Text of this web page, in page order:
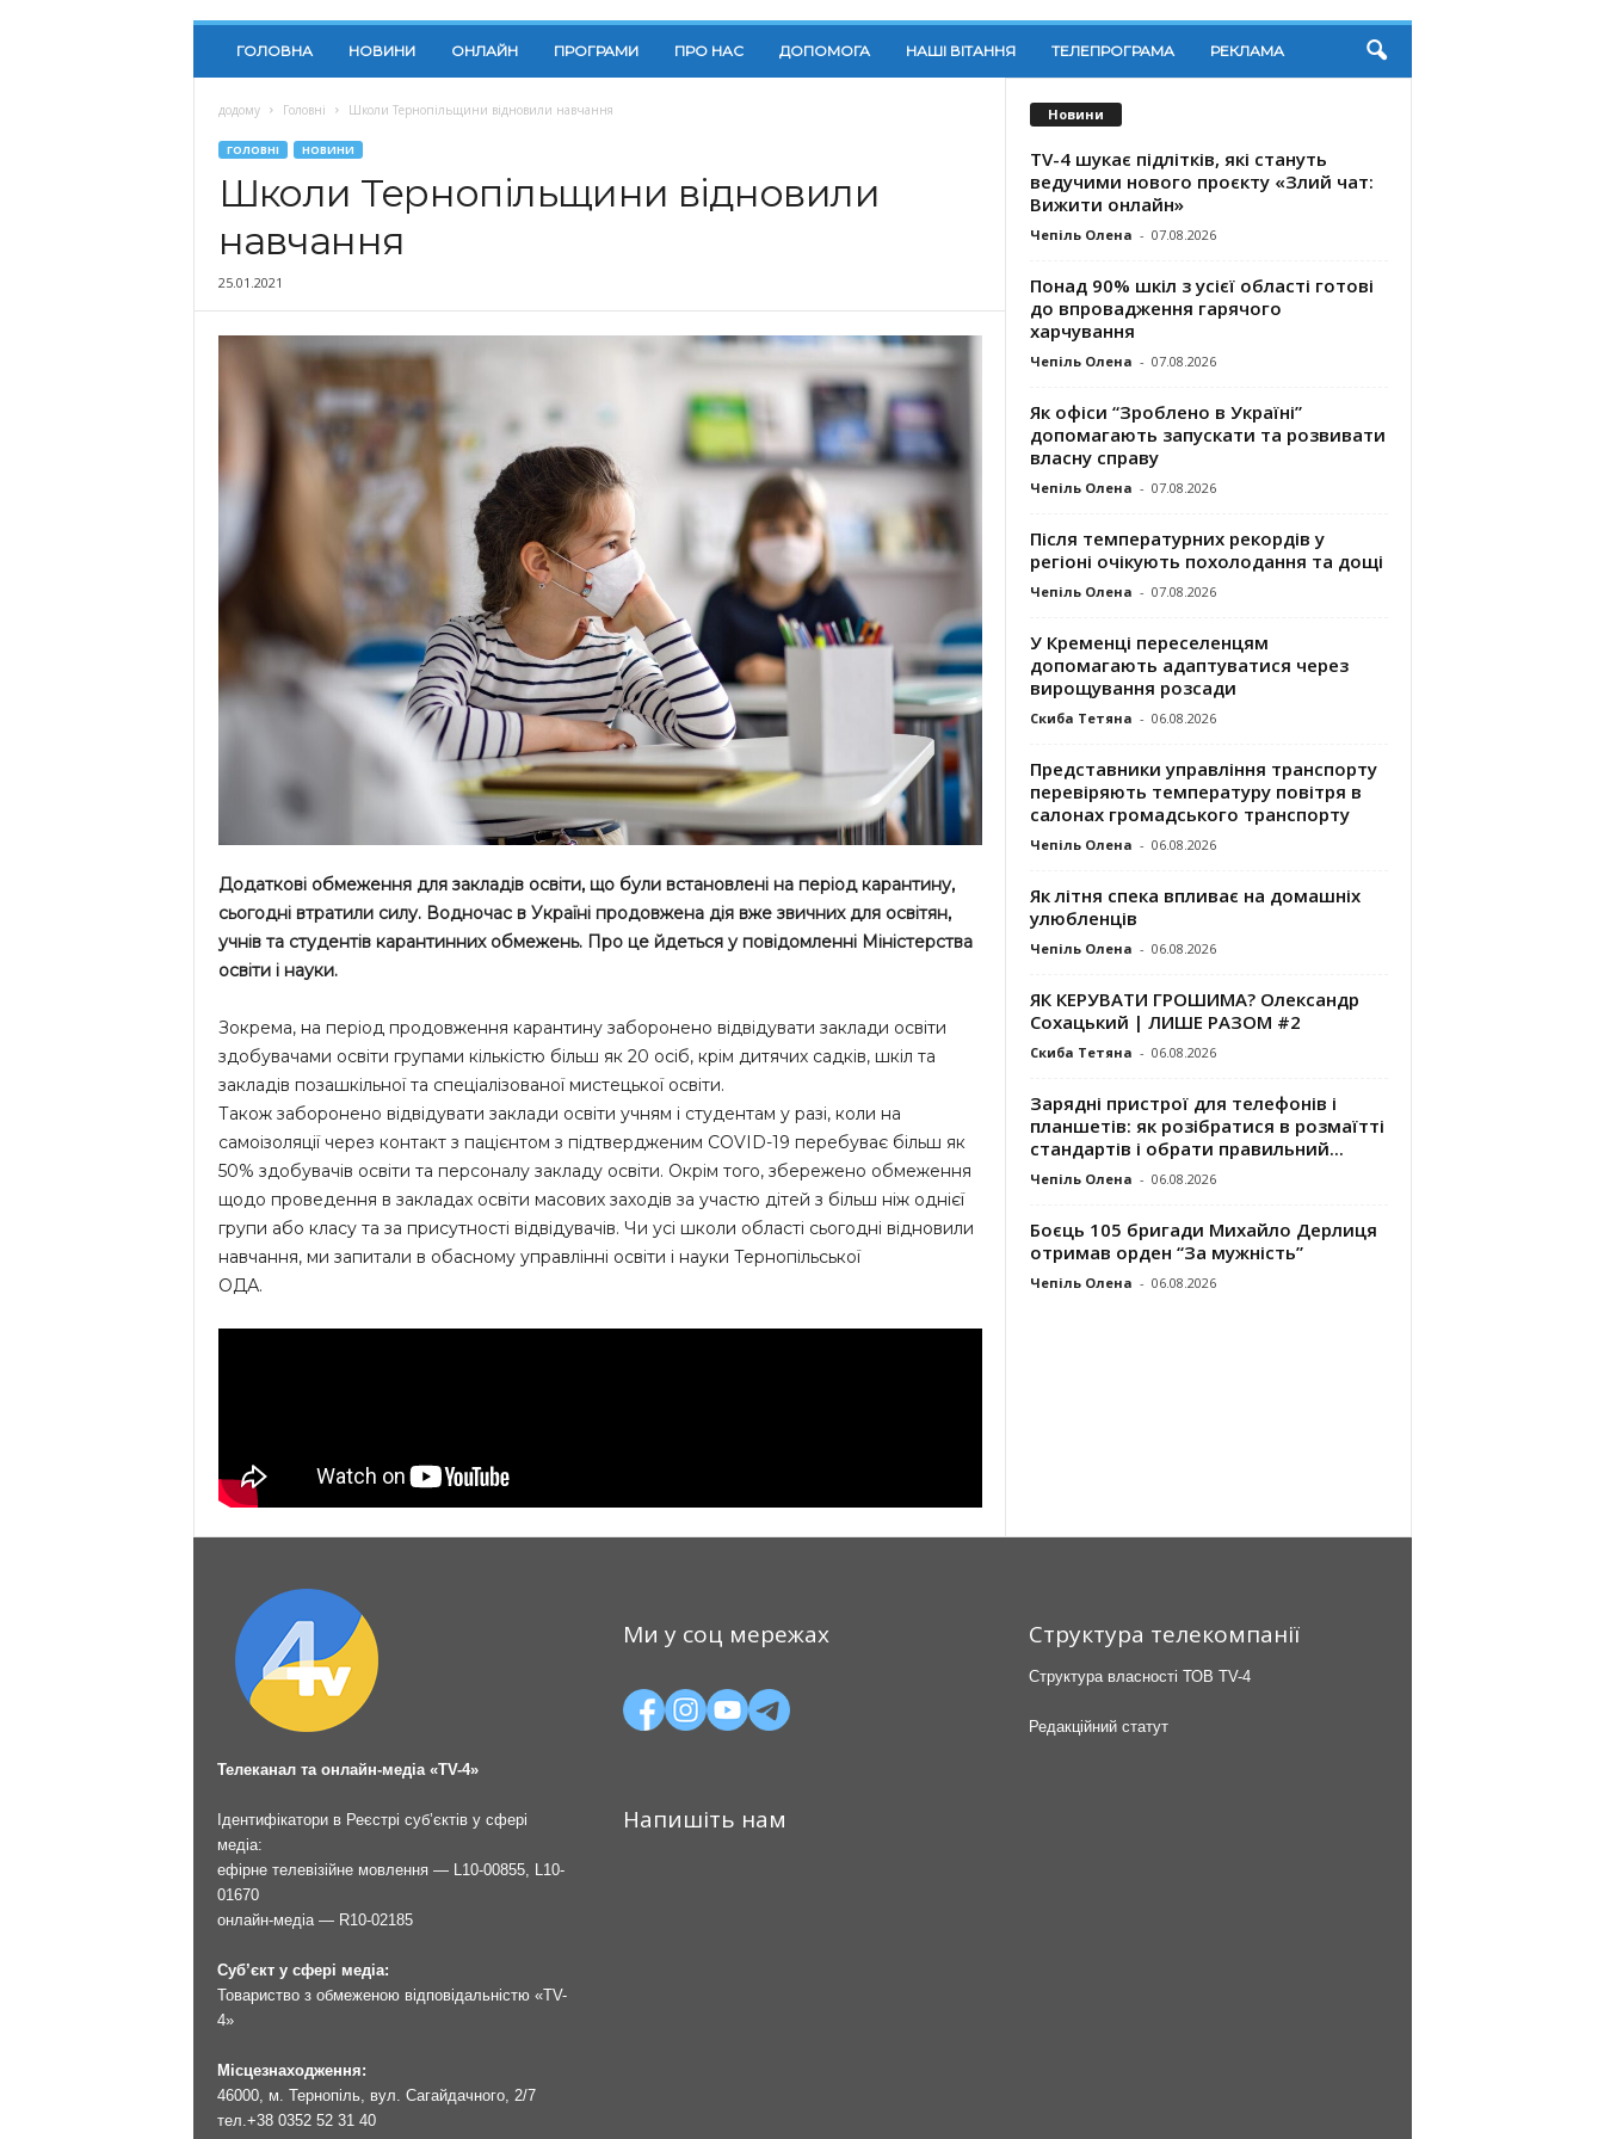
ГОЛОВНА НОВИНИ ОНЛАЙН ПРОГРАМИ ПРО НАС ДОПОМОГА НАШІ ВІТАННЯ ТЕЛЕПРОГРАМА РЕКЛАМА
додому Головні Школи Тернопільщини відновили навчання
ГОЛОВНІ НОВИНИ
Школи Тернопільщини відновили
навчання
25.01.2021
Додаткові обмеження для закладів освіти, що були встановлені на період карантину,
сьогодні втратили силу. Водночас в Україні продовжена дія вже звичних для освітян,
учнів та студентів карантинних обмежень. Про це йдеться у повідомленні Міністерства
освіти і науки.
Зокрема, на період продовження карантину заборонено відвідувати заклади освіти
здобувачами освіти групами кількістю більш як 20 осіб, крім дитячих садків, шкіл та
закладів позашкільної та спеціалізованої мистецької освіти.
Також заборонено відвідувати заклади освіти учням і студентам у разі, коли на
самоізоляції через контакт з пацієнтом з підтвердженим COVID-19 перебуває більш як
50% здобувачів освіти та персоналу закладу освіти. Окрім того, збережено обмеження
щодо проведення в закладах освіти масових заходів за участю дітей з більш ніж однієї
групи або класу та за присутності відвідувачів. Чи усі школи області сьогодні відновили
навчання, ми запитали в обасному управлінні освіти і науки Тернопільської
ОДА.
Новини
TV-4 шукає підлітків, які стануть
ведучими нового проєкту «Злий чат:
Вижити онлайн»
Чепіль Олена - 07.08.2026
Понад 90% шкіл з усієї області готові
до впровадження гарячого
харчування
Чепіль Олена - 07.08.2026
Як офіси “Зроблено в Україні”
допомагають запускaти та розвивати
власну справу
Чепіль Олена - 07.08.2026
Після температурних рекордів у
регіоні очікують похолодання та дощі
Чепіль Олена - 07.08.2026
У Кременці переселенцям
допомагають адаптуватися через
вирощування розсади
Скиба Тетяна - 06.08.2026
Представники управління транспорту
перевіряють температуру повітря в
салонах громадського транспорту
Чепіль Олена - 06.08.2026
Як літня спека впливає на домашніх
улюбленців
Чепіль Олена - 06.08.2026
ЯК КЕРУВАТИ ГРОШИМА? Олександр
Сохацький | ЛИШЕ РАЗОМ #2
Скиба Тетяна - 06.08.2026
Зарядні пристрої для телефонів і
планшетів: як розібратися в розмаїтті
стандартів і обрати правильний...
Чепіль Олена - 06.08.2026
Боєць 105 бригади Михайло Дерлиця
отримав орден “За мужність”
Чепіль Олена - 06.08.2026
Телеканал та онлайн-медіа «TV-4»
Ідентифікатори в Реєстрі суб’єктів у сфері
медіа:
ефірне телевізійне мовлення — L10-00855, L10-
01670
онлайн-медіа — R10-02185
Суб’єкт у сфері медіа:
Товариство з обмеженою відповідальністю «TV-
4»
Місцезнаходження:
46000, м. Тернопіль, вул. Сагайдачного, 2/7
тел. +38 0352 52 31 40
Ми у соц мережах
Напишіть нам
Структура телекомпанії
Структура власності ТОВ TV-4
Редакційний статут